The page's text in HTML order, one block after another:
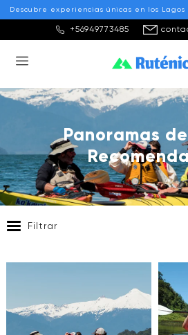
+56949773485
Descubre experiencias únicas en los
Panoramas
Filtrar